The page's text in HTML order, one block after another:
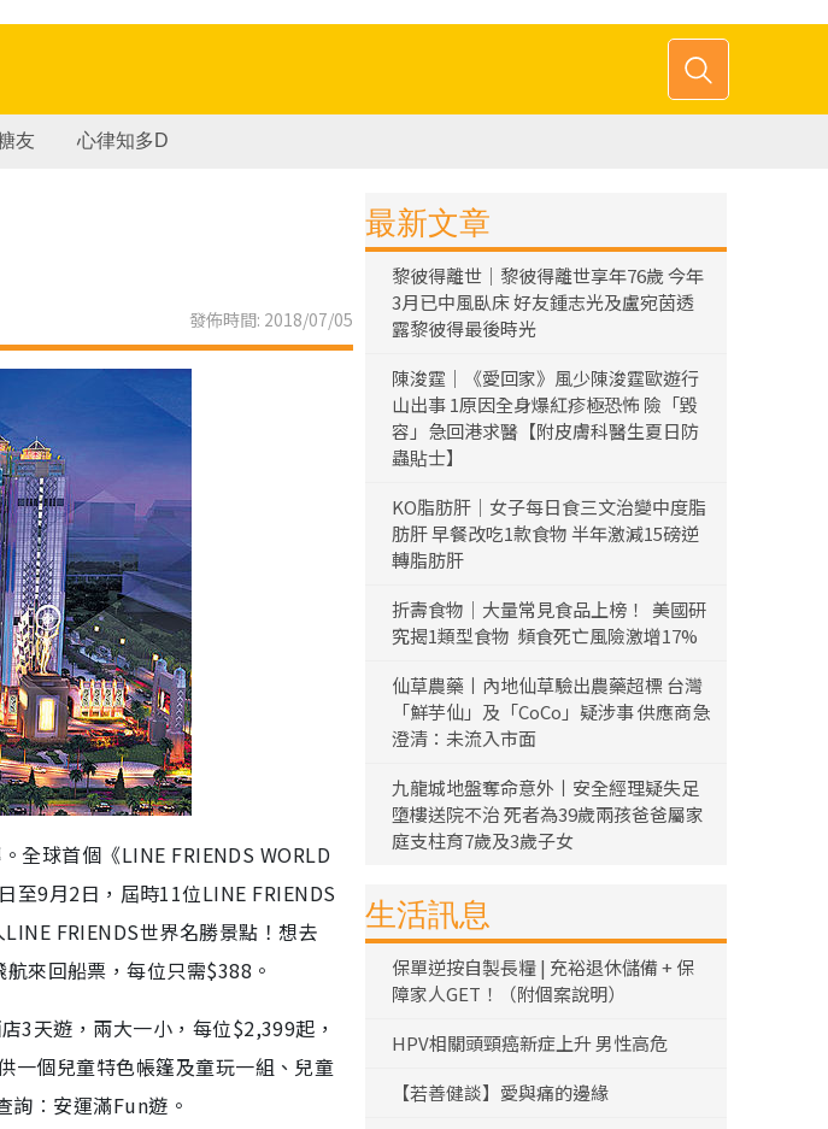
友 心律知多D
發佈時間: 2018/07/05
全球首個《LINE FRIENDS WORLD
至9月2日，屆時11位LINE FRIENDS
FRIENDS世界名勝景點！想去
來回船票，每位只需$388。
3天遊，兩大一小，每位$2,399起，
一個兒童特色帳篷及童玩一組、兒童
詢︰安運滿Fun遊。
最新文章
黎彼得離世｜黎彼得離世享年76歲 今年
3月已中風臥床 好友鍾志光及盧宛茵透
露黎彼得最後時光
陳浚霆｜《愛回家》風少陳浚霆歐遊行
山出事 1原因全身爆紅疹極恐怖 險「毀
容」急回港求醫【附皮膚科醫生夏日防
蟲貼士】
KO脂肪肝｜女子每日食三文治變中度脂
肪肝 早餐改吃1款食物 半年激減15磅逆
轉脂肪肝
折壽食物｜大量常見食品上榜！ 美國研
究揭1類型食物 頻食死亡風險激增17%
仙草農藥丨內地仙草驗出農藥超標 台灣
「鮮芋仙」及「CoCo」疑涉事 供應商急
澄清：未流入市面
九龍城地盤奪命意外丨安全經理疑失足
墮樓送院不治 死者為39歲兩孩爸爸屬家
庭支柱育7歲及3歲子女
生活訊息
保單逆按自製長糧 | 充裕退休儲備 + 保
障家人GET！（附個案說明）
HPV相關頭頸癌新症上升 男性高危
【若善健談】愛與痛的邊緣